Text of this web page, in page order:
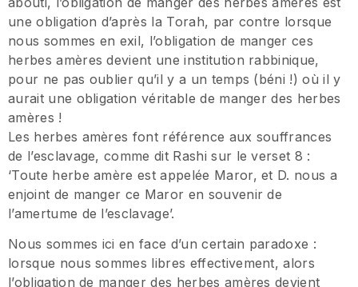
une obligation d’après la Torah, par contre lorsque
nous sommes en exil, l’obligation de manger ces
herbes amères devient une institution rabbinique,
pour ne pas oublier qu’il y a un temps (béni !) où il y
aurait une obligation véritable de manger des herbes
amères !
Les herbes amères font référence aux souffrances
de l’esclavage, comme dit Rashi sur le verset 8 :
‘Toute herbe amère est appelée Maror, et D. nous a
enjoint de manger ce Maror en souvenir de
l’amertume de l’esclavage’.
Nous sommes ici en face d’un certain paradoxe :
lorsque nous sommes libres effectivement, alors
l’obligation de manger des herbes amères devient